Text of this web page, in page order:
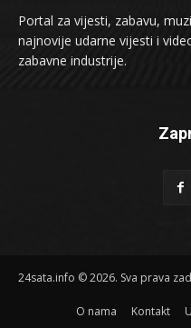
Portal za vijesti, zabavu,
najnovije udarne vijesti i
zabavne industrije.
24sata.info © 2026. Sva prava
O nama Kontakt